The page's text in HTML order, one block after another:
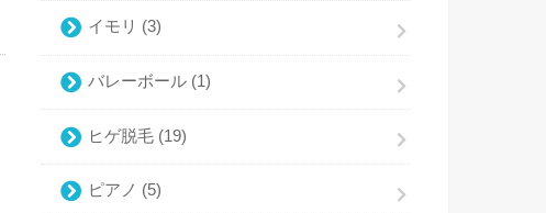
イモリ (3)
バレーボール (1)
ヒゲ脱毛 (19)
ピアノ (5)